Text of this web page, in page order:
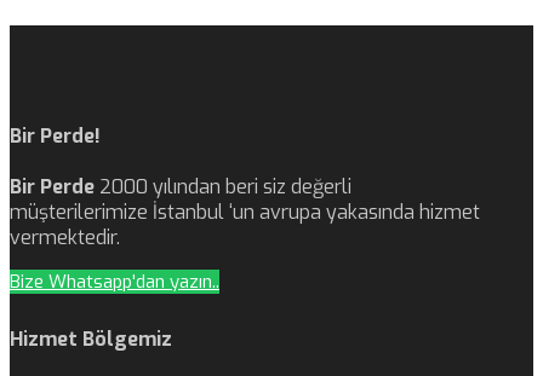
Bir Perde!
Bir Perde 2000 yılından beri siz değerli
müşterilerimize İstanbul ‘un avrupa yakasında hizmet
vermektedir.
Bize Whatsapp'dan yazın..
Hizmet Bölgemiz